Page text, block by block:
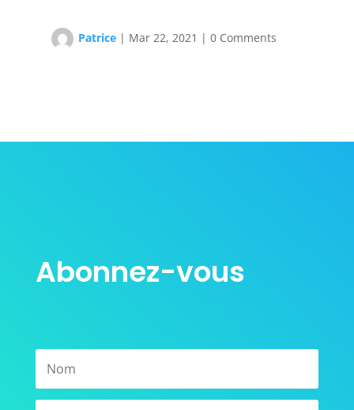
Patrice| Mar 22, 2021 | 0 Comments
Abonnez-vous